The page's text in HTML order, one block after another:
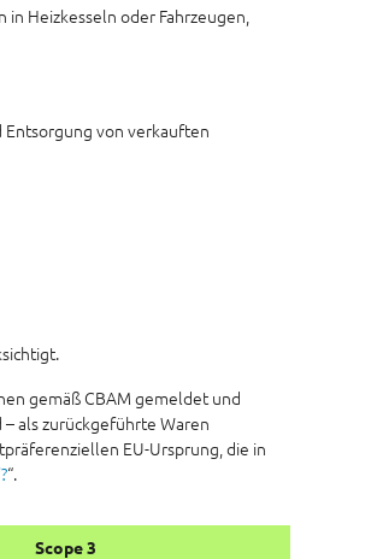
Heizkesseln oder Fahrzeugen,
von verkauften
gemäß CBAM gemeldet und
als zurückgeführte Waren
EU-Ursprung, die in
“.
Scope 3